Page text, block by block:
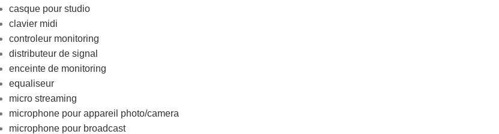
casque pour studio
clavier midi
controleur monitoring
distributeur de signal
enceinte de monitoring
equaliseur
micro streaming
microphone pour appareil photo/camera
microphone pour broadcast